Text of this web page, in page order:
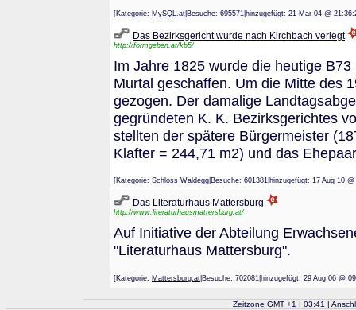
[Kategorie: MySQL.at |Besuche: 695571|hinzugefügt: 21 Mar 04 @
Das Bezirksgericht wurde nach Kirchbach verlegt
http://formgeben.at/kb5/
Im Jahre 1825 wurde die heutige
Murtal geschaffen. Um die Mitte des
gezogen. Der damalige
gegründeten K. K. Bezirksgerichtes
stellten der spätere Bürgermeister
Klafter = 244,71 m2) und das
[Kategorie: Schloss Waldegg |Besuche: 601381|hinzugefügt: 17
Das Literaturhaus Mattersburg
http://www.literaturhausmattersburg.at/
Auf Initiative der Abteilung
"Literaturhaus Mattersburg".
[Kategorie: Mattersburg.at |Besuche: 702081|hinzugefügt: 29 Aug
Zeitzone GMT +1 | 03:41 |